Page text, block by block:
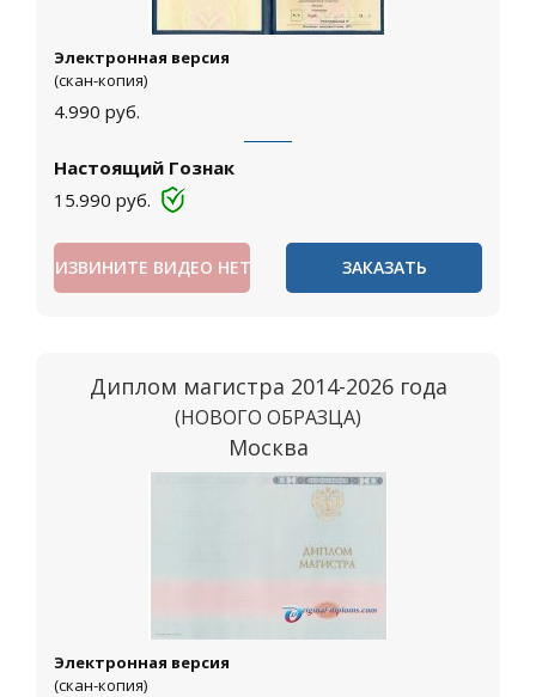
Электронная версия
(скан-копия)
4.990 руб.
Настоящий Гознак
15.990 руб.
ИЗВИНИТЕ ВИДЕО НЕТ ЗАКАЗАТЬ
Диплом магистра 2014-2026 года
(НОВОГО ОБРАЗЦА)
Москва
Электронная версия
(скан-копия)